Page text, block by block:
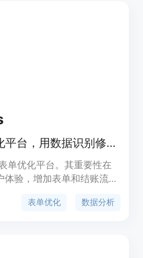
Zuko是先进表单优化平台，用数据识别修复UX问题促表单完成。
单优化平台。其重要性在
验，增加表单和结账流程
UX）方面存在的问题。产
表单优化 数据分析